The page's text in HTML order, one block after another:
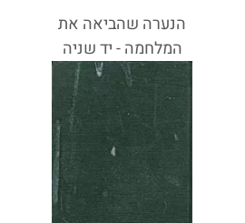
הנערה שהביאה את
המלחמה - יד שניה